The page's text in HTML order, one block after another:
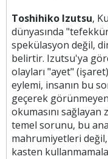
Toshihiko Izutsu,
dünyasında
spekülasyon değil,
belirtir. Izutsu'ya
olayları "ayet"
eylemi, insanın bu
geçerek
okumasını
temel sorunu, bu
mahrumiyetleri
kasten